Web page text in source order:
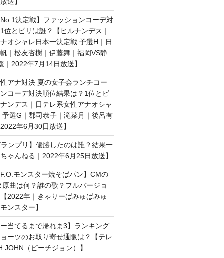
決定戦】ファッションコーデ対
位とビリは誰？【ヒルナンデス｜
オシャレ日本一決定戦 予選H｜日
｜松友杏樹｜伊藤舞｜福岡VS静
｜2022年7月14日放送】
アナ対決 夏の女子会ランチコー
コーデ対決順位結果は？1位とビ
ンデス｜日テレ系女性アナオシャ
選G｜郡司恭子｜滝菜月｜後呂有
年6月30日放送】
ンプリ】優勝したのは誰？結果一
ゃんねる｜2022年6月25日放送】
モンスター焼そばパン】CMの
曲は何？誰の歌？フルバージョ
2022年｜きゃりーぱみゅぱみゅ
ンスター】
当てるまで帰れま3】ランキング
ーツのお取り寄せ通販は？【テレ
JOHN（ピーチジョン）】